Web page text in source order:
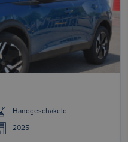
Handgeschakeld
2025